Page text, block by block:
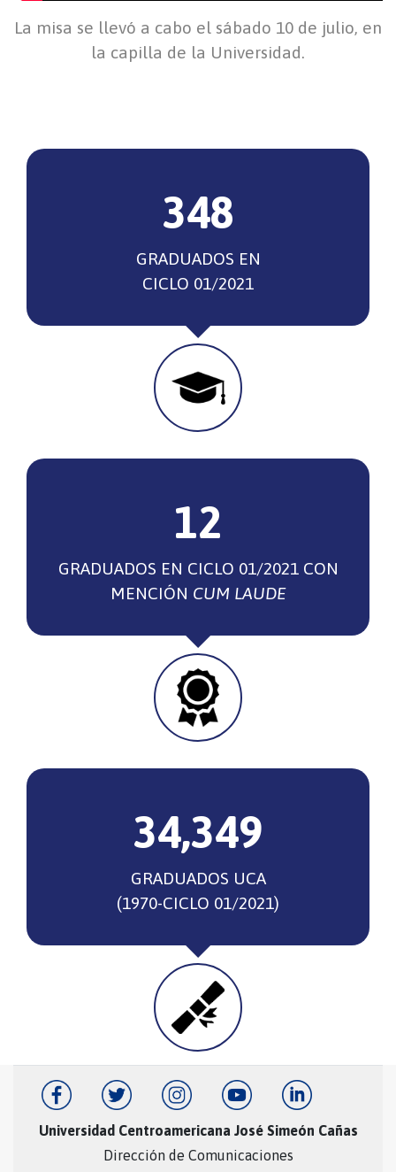
La misa se llevó a cabo el sábado 10 de julio, en
la capilla de la Universidad.
348
GRADUADOS EN
CICLO 01/2021
12
GRADUADOS EN CICLO 01/2021 CON
MENCIÓN CUM LAUDE
34,349
GRADUADOS UCA
(1970-CICLO 01/2021)
Universidad Centroamericana José Simeón Cañas
Dirección de Comunicaciones